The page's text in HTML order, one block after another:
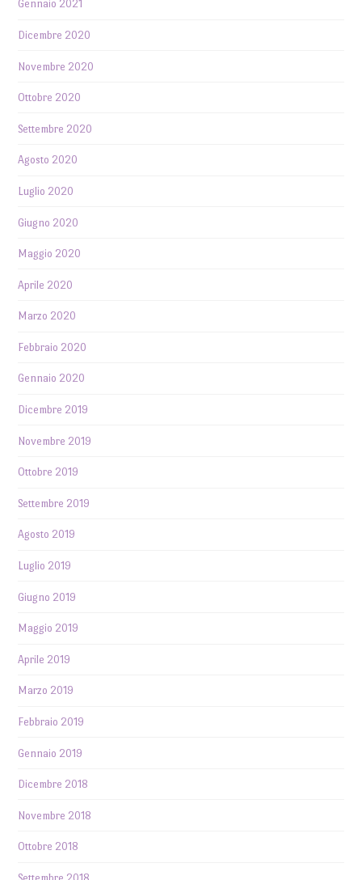
Gennaio 2021
Dicembre 2020
Novembre 2020
Ottobre 2020
Settembre 2020
Agosto 2020
Luglio 2020
Giugno 2020
Maggio 2020
Aprile 2020
Marzo 2020
Febbraio 2020
Gennaio 2020
Dicembre 2019
Novembre 2019
Ottobre 2019
Settembre 2019
Agosto 2019
Luglio 2019
Giugno 2019
Maggio 2019
Aprile 2019
Marzo 2019
Febbraio 2019
Gennaio 2019
Dicembre 2018
Novembre 2018
Ottobre 2018